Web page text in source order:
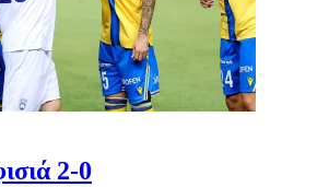
2-0